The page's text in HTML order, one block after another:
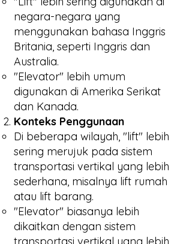
negara-negara yang
menggunakan bahasa Inggris
Britania, seperti Inggris dan
Australia.
"Elevator" lebih umum
digunakan di Amerika Serikat
dan Kanada.
Konteks Penggunaan
Di beberapa wilayah, "lift" lebih
sering merujuk pada sistem
transportasi vertikal yang lebih
sederhana, misalnya lift rumah
atau lift barang.
"Elevator" biasanya lebih
dikaitkan dengan sistem